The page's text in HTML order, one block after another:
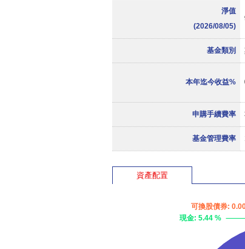
淨值
(2026/08/05)
基金類別
本年迄今收益%
申購手續費率
基金管理費率
資產配置
現金: 5.44 %
可換股債券: